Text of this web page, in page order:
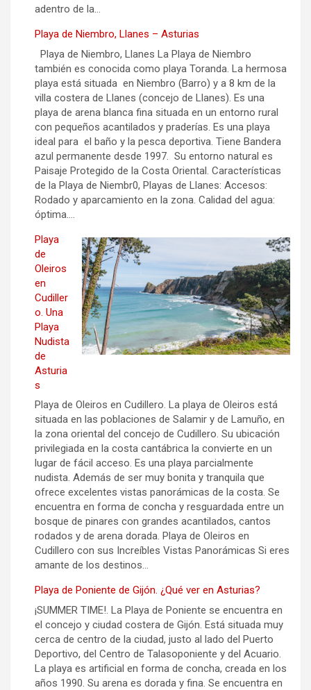
adentro de la…
Playa de Niembro, Llanes – Asturias
Playa de Niembro, Llanes La Playa de Niembro
también es conocida como playa Toranda. La hermosa
playa está situada en Niembro (Barro) y a 8 km de la
villa costera de Llanes (concejo de Llanes). Es una
playa de arena blanca fina situada en un entorno rural
con pequeños acantilados y praderías. Es una playa
ideal para el baño y la pesca deportiva. Tiene Bandera
azul permanente desde 1997. Su entorno natural es
Paisaje Protegido de la Costa Oriental. Características
de la Playa de Niembr0, Playas de Llanes: Accesos:
Rodado y aparcamiento en la zona. Calidad del agua:
óptima.…
Playa
de
Oleiros
en
Cudiller
o. Una
Playa
Nudista
de
Asturia
s
Playa de Oleiros en Cudillero. La playa de Oleiros está
situada en las poblaciones de Salamir y de Lamuño, en
la zona oriental del concejo de Cudillero. Su ubicación
privilegiada en la costa cantábrica la convierte en un
lugar de fácil acceso. Es una playa parcialmente
nudista. Además de ser muy bonita y tranquila que
ofrece excelentes vistas panorámicas de la costa. Se
encuentra en forma de concha y resguardada entre un
bosque de pinares con grandes acantilados, cantos
rodados y de arena dorada. Playa de Oleiros en
Cudillero con sus Increíbles Vistas Panorámicas Si eres
amante de los destinos…
Playa de Poniente de Gijón. ¿Qué ver en Asturias?
¡SUMMER TIME!. La Playa de Poniente se encuentra en
el concejo y ciudad costera de Gijón. Está situada muy
cerca de centro de la ciudad, justo al lado del Puerto
Deportivo, del Centro de Talasoponiente y del Acuario.
La playa es artificial en forma de concha, creada en los
años 1990. Su arena es dorada y fina. Se encuentra en